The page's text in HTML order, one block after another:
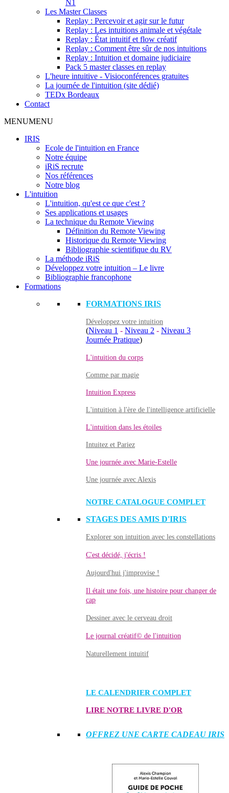
N1
Les Master Classes
Replay : Percevoir et agir sur le futur
Replay : Les intuitions animale et végétale
Replay : État intuitif et flow créatif
Replay : Comment être sûr de nos intuitions
Replay : Intuition et domaine judiciaire
Pack 5 master classes en replay
L'heure intuitive - Visioconférences gratuites
La journée de l'intuition (site dédié)
TEDx Bordeaux
Contact
MENUMENU
IRIS
Ecole de l'intuition en France
Notre équipe
iRiS recrute
Nos références
Notre blog
L'intuition
L'intuition, qu'est ce que c'est ?
Ses applications et usages
La technique du Remote Viewing
Définition du Remote Viewing
Historique du Remote Viewing
Bibliographie scientifique du RV
La méthode iRiS
Développez votre intuition – Le livre
Bibliographie francophone
Formations
FORMATIONS IRIS
Développez votre intuition
(Niveau 1 - Niveau 2 - Niveau 3
Journée Pratique)
L'intuition du corps
Comme par magie
Intuition Express
L'intuition à l'ère de l'intelligence artificielle
L'intuition dans les étoiles
Intuitez et Pariez
Une journée avec Marie-Estelle
Une journée avec Alexis
NOTRE CATALOGUE COMPLET
STAGES DES AMIS D'IRIS
Explorer son intuition avec les constellations
C'est décidé, j'écris !
Aujourd'hui j'improvise !
Il était une fois, une histoire pour changer de
cap
Dessiner avec le cerveau droit
Le journal créatif© de l'intuition
Naturellement intuitif
LE CALENDRIER COMPLET
LIRE NOTRE LIVRE D'OR
OFFREZ UNE CARTE CADEAU IRIS